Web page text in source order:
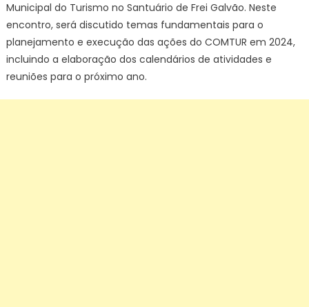
Municipal do Turismo no Santuário de Frei Galvão. Neste
encontro, será discutido temas fundamentais para o
planejamento e execução das ações do COMTUR em 2024,
incluindo a elaboração dos calendários de atividades e
reuniões para o próximo ano.